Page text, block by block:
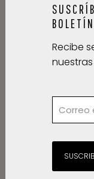
BOLETÍN
Recibe